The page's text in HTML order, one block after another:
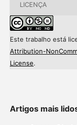
LICENÇA
Este trabalho está
Attribution-
License.
Artigos mais